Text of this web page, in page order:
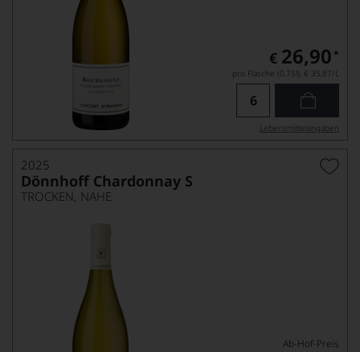
€ 26,90 *
pro Flasche (0.75l), € 35,87/L
Lebensmittel­angaben
2025
Dönnhoff Chardonnay S
TROCKEN, NAHE
Ab-Hof-Preis